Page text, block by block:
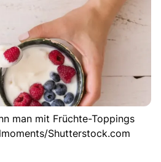
man mit Früchte-Toppings
Shutterstock.com